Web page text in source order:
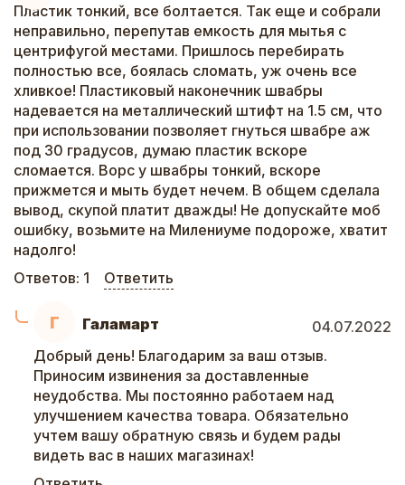
Пластик тонкий, все болтается. Так еще и собрали
неправильно, перепутав емкость для мытья с
центрифугой местами. Пришлось перебирать
полностью все, боялась сломать, уж очень все
хливкое! Пластиковый наконечник швабры
надевается на металлический штифт на 1.5 см, что
при использовании позволяет гнуться швабре аж
под 30 градусов, думаю пластик вскоре
сломается. Ворс у швабры тонкий, вскоре
прижмется и мыть будет нечем. В общем сделала
вывод, скупой платит дважды! Не допускайте моб
ошибку, возьмите на Милениуме подороже, хватит
надолго!
Ответов: 1 Ответить
Г Галамарт
04.07.2022
Добрый день! Благодарим за ваш отзыв.
Приносим извинения за доставленные
неудобства. Мы постоянно работаем над
улучшением качества товара. Обязательно
учтем вашу обратную связь и будем рады
видеть вас в наших магазинах!